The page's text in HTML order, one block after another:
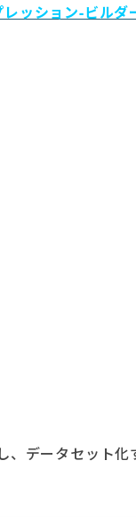
ッション-ビルダ
、データセット化